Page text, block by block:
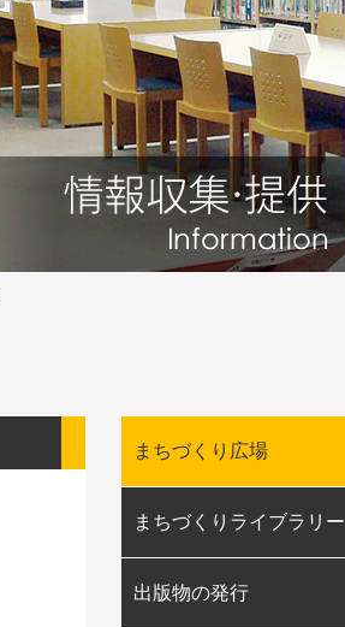
まちづくり広場
まちづくりライブラリー
出版物の発行